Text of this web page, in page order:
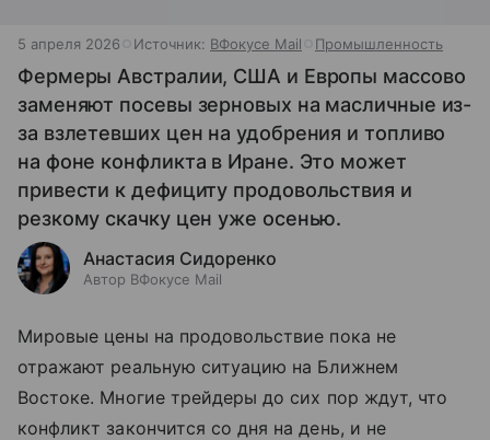
5 апреля 2026 Источник: ВФокусе Mail Промышленность
Фермеры Австралии, США и Европы массово
заменяют посевы зерновых на масличные из-
за взлетевших цен на удобрения и топливо
на фоне конфликта в Иране. Это может
привести к дефициту продовольствия и
резкому скачку цен уже осенью.
Анастасия Сидоренко
Автор ВФокусе Mail
Мировые цены на продовольствие пока не
отражают реальную ситуацию на Ближнем
Востоке. Многие трейдеры до сих пор ждут, что
конфликт закончится со дня на день, и не